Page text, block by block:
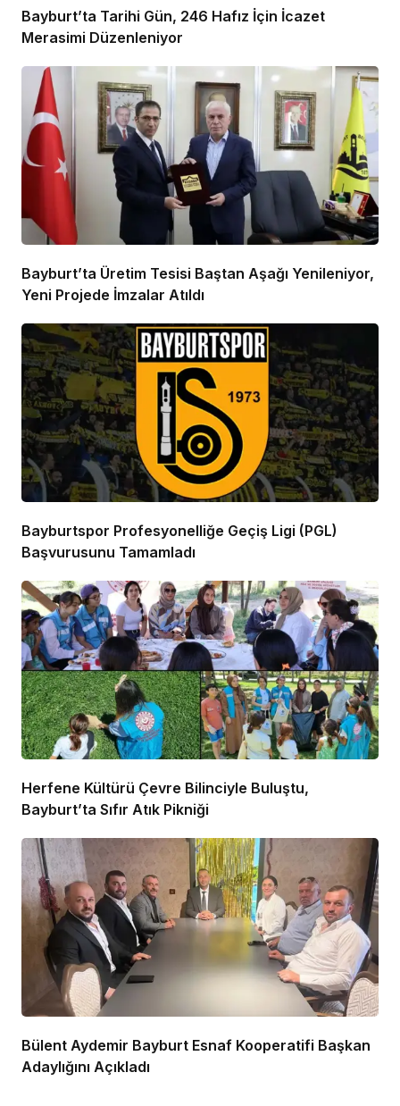
Bayburt’ta Tarihi Gün, 246 Hafız İçin İcazet
Merasimi Düzenleniyor
Bayburt’ta Üretim Tesisi Baştan Aşağı Yenileniyor,
Yeni Projede İmzalar Atıldı
Bayburtspor Profesyonelliğe Geçiş Ligi (PGL)
Başvurusunu Tamamladı
Herfene Kültürü Çevre Bilinciyle Buluştu,
Bayburt’ta Sıfır Atık Pikniği
Bülent Aydemir Bayburt Esnaf Kooperatifi Başkan
Adaylığını Açıkladı